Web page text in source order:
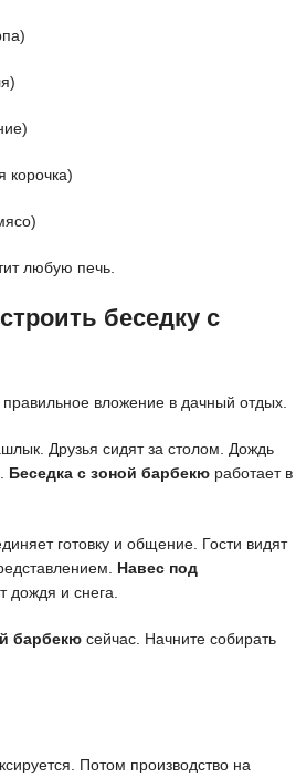
корочка)
любую печь.
беседку с
вложение в дачный отдых.
Друзья сидят за столом. Дождь
Беседка с зоной барбекю работает в
готовку и общение. Гости видят
Навес под
дождя и снега.
барбекю сейчас. Начните собирать
Потом производство на